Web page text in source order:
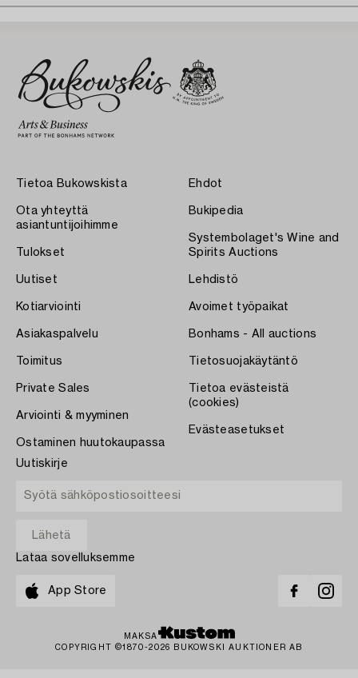
Tietoa Bukowskista
Ota yhteyttä
asiantuntijoihimme
Tulokset
Uutiset
Kotiarviointi
Asiakaspalvelu
Toimitus
Private Sales
Arviointi & myyminen
Ostaminen huutokaupassa
Ehdot
Bukipedia
Systembolaget's Wine and
Spirits Auctions
Lehdistö
Avoimet työpaikat
Bonhams - All auctions
Tietosuojakäytäntö
Tietoa evästeistä
(cookies)
Evästeasetukset
Uutiskirje
Lataa sovelluksemme
App Store
MAKSA
COPYRIGHT ©1870-2026 BUKOWSKI AUKTIONER AB